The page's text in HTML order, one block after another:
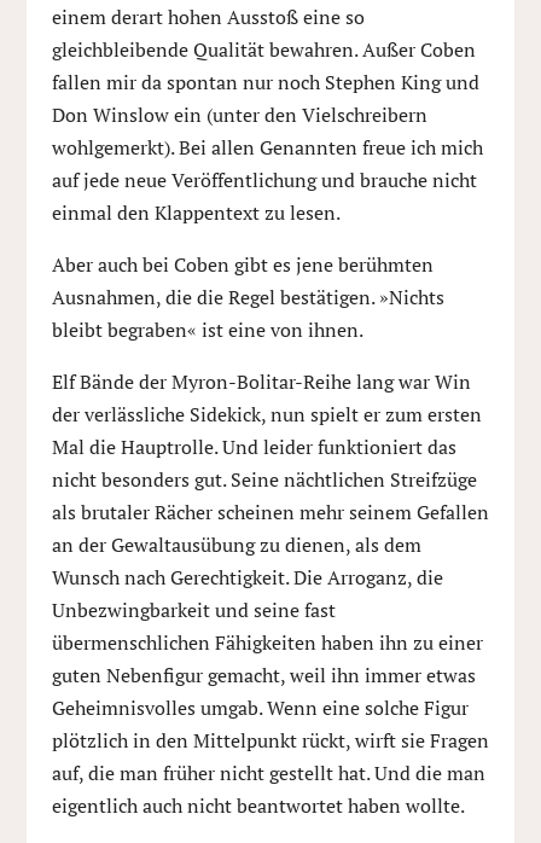
einem derart hohen Ausstoß eine so
gleichbleibende Qualität bewahren. Außer Coben
fallen mir da spontan nur noch Stephen King und
Don Winslow ein (unter den Vielschreibern
wohlgemerkt). Bei allen Genannten freue ich mich
auf jede neue Veröffentlichung und brauche nicht
einmal den Klappentext zu lesen.
Aber auch bei Coben gibt es jene berühmten
Ausnahmen, die die Regel bestätigen. »Nichts
bleibt begraben« ist eine von ihnen.
Elf Bände der Myron-Bolitar-Reihe lang war Win
der verlässliche Sidekick, nun spielt er zum ersten
Mal die Hauptrolle. Und leider funktioniert das
nicht besonders gut. Seine nächtlichen Streifzüge
als brutaler Rächer scheinen mehr seinem Gefallen
an der Gewaltausübung zu dienen, als dem
Wunsch nach Gerechtigkeit. Die Arroganz, die
Unbezwingbarkeit und seine fast
übermenschlichen Fähigkeiten haben ihn zu einer
guten Nebenfigur gemacht, weil ihn immer etwas
Geheimnisvolles umgab. Wenn eine solche Figur
plötzlich in den Mittelpunkt rückt, wirft sie Fragen
auf, die man früher nicht gestellt hat. Und die man
eigentlich auch nicht beantwortet haben wollte.